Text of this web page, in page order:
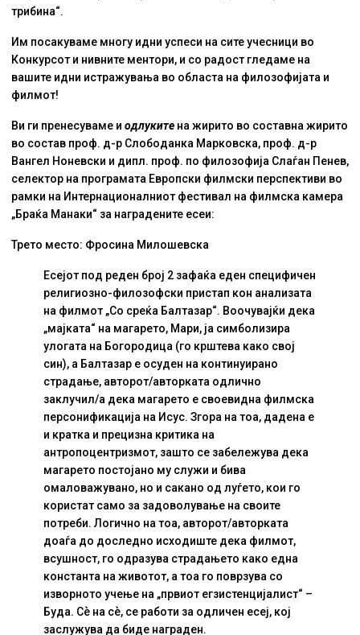
трибина“.
Им посакуваме многу идни успеси на сите учесници во
Конкурсот и нивните ментори, и со радост гледаме на
вашите идни истражувања во областа на филозофијата и
филмот!
Ви ги пренесуваме иодлуките на жирито во составна жирито
во состав проф. д-р Слободанка Марковска, проф. д-р
Вангел Ноневски и дипл. проф. по филозофија Слаѓан Пенев,
селектор на програмата Европски филмски перспективи во
рамки на Интернационалниот фестивал на филмска камера
„Браќа Манаки“ за наградените есеи:
Трето место: Фросина Милошевска
Есејот под реден број 2 зафаќа еден специфичен
религиозно-филозофски пристап кон анализата
на филмот „Со среќа Балтазар“. Воочувајќи дека
„мајката“ на магарето, Мари, ја симболизира
улогата на Богородица (го крштева како свој
син), а Балтазар е осуден на континуирано
страдање, авторот/авторката одлично
заклучил/а дека магарето е своевидна филмска
персонификација на Исус. Згора на тоа, дадена е
и кратка и прецизна критика на
антропоцентризмот, зашто се забележува дека
магарето постојано му служи и бива
омаловажувано, но и сакано од луѓето, кои го
користат само за задоволување на своите
потреби. Логично на тоа, авторот/авторката
доаѓа до доследно исходиште дека филмот,
всушност, го одразува страдањето како една
константа на животот, а тоа го поврзува со
изворното учење на „првиот егзистенцијалист“ –
Буда. Сѐ на сѐ, се работи за одличен есеј, кој
заслужува да биде награден.